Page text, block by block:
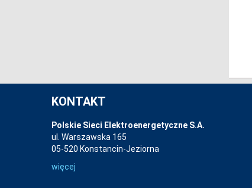
KONTAKT
Polskie Sieci Elektroenergetyczne S.A.
ul. Warszawska 165
05-520 Konstancin-Jeziorna
więcej